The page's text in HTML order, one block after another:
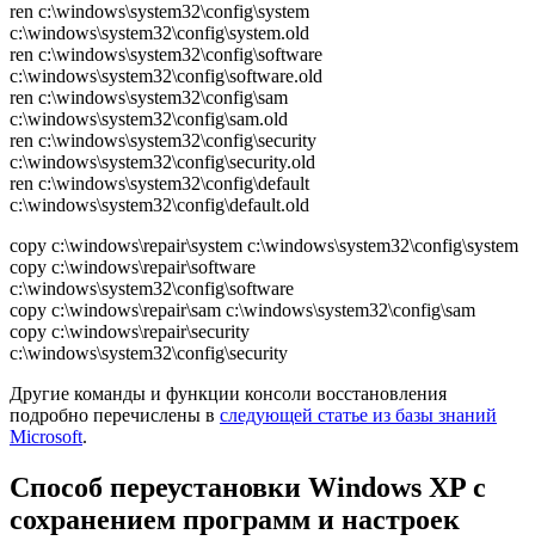
ren c:\windows\system32\config\system
c:\windows\system32\config\system.old
ren c:\windows\system32\config\software
c:\windows\system32\config\software.old
ren c:\windows\system32\config\sam
c:\windows\system32\config\sam.old
ren c:\windows\system32\config\security
c:\windows\system32\config\security.old
ren c:\windows\system32\config\default
c:\windows\system32\config\default.old
copy c:\windows\repair\system c:\windows\system32\config\system
copy c:\windows\repair\software
c:\windows\system32\config\software
copy c:\windows\repair\sam c:\windows\system32\config\sam
copy c:\windows\repair\security
c:\windows\system32\config\security
Другие команды и функции консоли восстановления
подробно перечислены в следующей статье из базы знаний
Microsoft.
Способ переустановки Windows XP с
сохранением программ и настроек